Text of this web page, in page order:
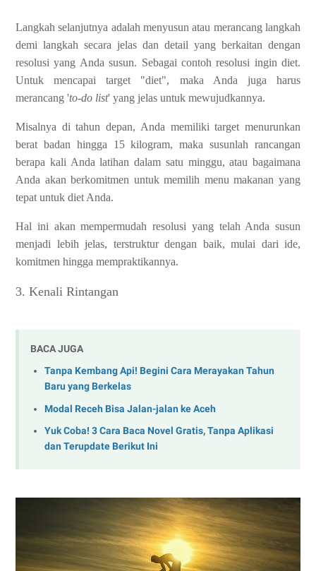
Langkah selanjutnya adalah menyusun atau merancang langkah
demi langkah secara jelas dan detail yang berkaitan dengan
resolusi yang Anda susun. Sebagai contoh resolusi ingin diet.
Untuk mencapai target "diet", maka Anda juga harus
merancang 'to-do list' yang jelas untuk mewujudkannya.
Misalnya di tahun depan, Anda memiliki target menurunkan
berat badan hingga 15 kilogram, maka susunlah rancangan
berapa kali Anda latihan dalam satu minggu, atau bagaimana
Anda akan berkomitmen untuk memilih menu makanan yang
tepat untuk diet Anda.
Hal ini akan mempermudah resolusi yang telah Anda susun
menjadi lebih jelas, terstruktur dengan baik, mulai dari ide,
komitmen hingga mempraktikannya.
3. Kenali Rintangan
BACA JUGA
Tanpa Kembang Api! Begini Cara Merayakan Tahun
Baru yang Berkelas
Modal Receh Bisa Jalan-jalan ke Aceh
Yuk Coba! 3 Cara Baca Novel Gratis, Tanpa Aplikasi
dan Terupdate Berikut Ini